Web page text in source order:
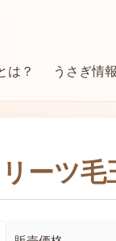
サークル
は？ うさぎ情報
ーツ毛